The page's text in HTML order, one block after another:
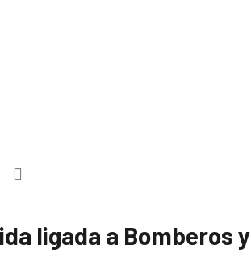
ligada a Bomberos y